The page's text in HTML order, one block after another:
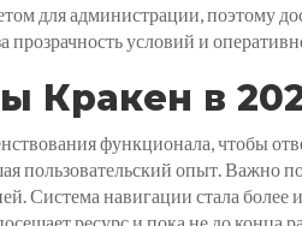
для администрации, поэтому
условий и
Кракен в
функционала, чтобы
опыт. Важно
Система навигации стала